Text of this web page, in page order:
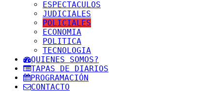
ESPECTACULOS
JUDICIALES
POLICIALES
ECONOMIA
POLITICA
TECNOLOGIA
QUIENES SOMOS?
TAPAS DE DIARIOS
PROGRAMACIÓN
CONTACTO